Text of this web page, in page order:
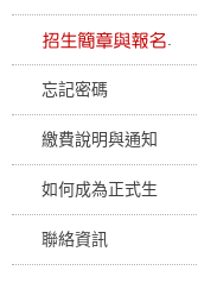
忘記密碼
繳費說明與通知
如何成為正式生
聯絡資訊